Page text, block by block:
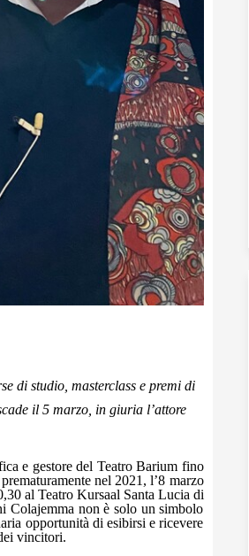
di studio, masterclass e premi di
il 5 marzo, in giuria l’attore
e gestore del Teatro Barium fino
nel 2021, l’8 marzo
al Teatro Kursaal Santa Lucia di
non è solo un simbolo
opportunità di esibirsi e ricevere
vincitori.